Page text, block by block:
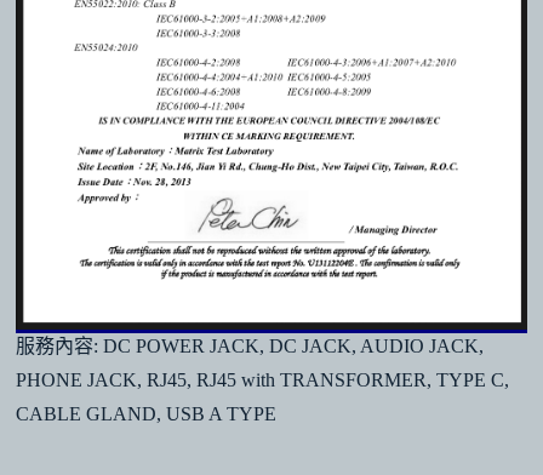
服務內容: DC POWER JACK, DC JACK, AUDIO JACK,
PHONE JACK, RJ45, RJ45 with TRANSFORMER, TYPE C,
CABLE GLAND, USB A TYPE